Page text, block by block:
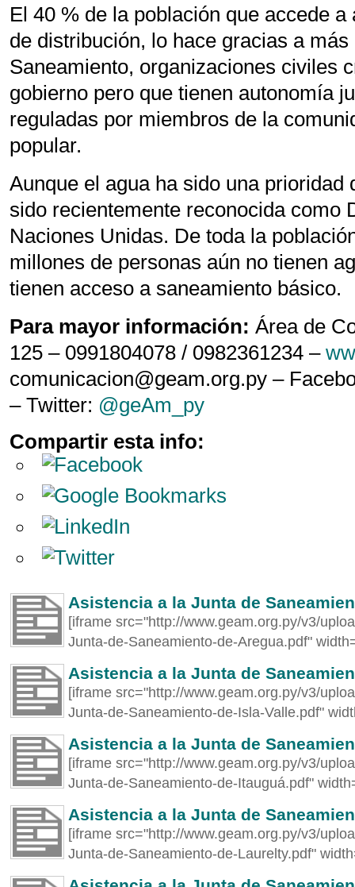
El 40 % de la población que accede
de distribución, lo hace gracias a
Saneamiento, organizaciones civiles
gobierno pero que tienen autonomía
reguladas por miembros de la
popular.
Aunque el agua ha sido una
sido recientemente reconocida como
Naciones Unidas. De toda la
millones de personas aún no tienen
tienen acceso a saneamiento básico.
Para mayor información:Área de
125 – 0991804078 / 0982361234 –
comunicacion@geam.org.py –
– Twitter: @geAm_py
Compartir esta info:
Asistencia a la Junta de
[iframe src="http://www.geam.org.py/v3/
Junta-de-Saneamiento-de-Aregua.pdf"
Asistencia a la Junta de
[iframe src="http://www.geam.org.py/v3/
Junta-de-Saneamiento-de-Isla-Valle.pdf"
Asistencia a la Junta de
[iframe src="http://www.geam.org.py/v3/
Junta-de-Saneamiento-de-Itauguá.pdf"
Asistencia a la Junta de
[iframe src="http://www.geam.org.py/v3/
Junta-de-Saneamiento-de-Laurelty.pdf"